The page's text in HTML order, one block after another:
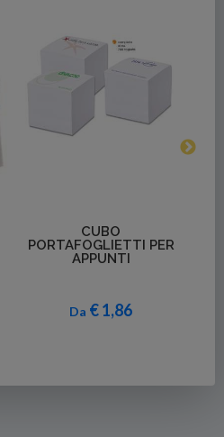
Dettagli
CUBO
PORTAFOGLIETTI PER
APPUNTI
€ 1,86